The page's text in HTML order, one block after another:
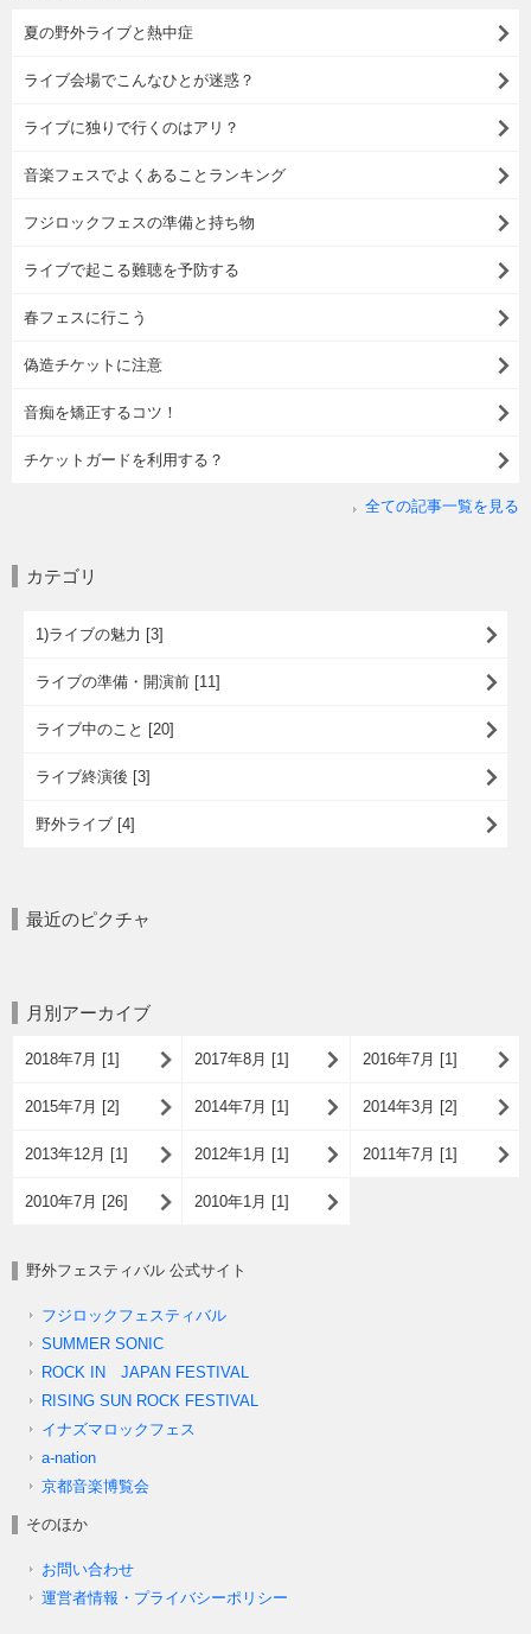
夏の野外ライブと熱中症
ライブ会場でこんなひとが迷惑？
ライブに独りで行くのはアリ？
音楽フェスでよくあることランキング
フジロックフェスの準備と持ち物
ライブで起こる難聴を予防する
春フェスに行こう
偽造チケットに注意
音痴を矯正するコツ！
チケットガードを利用する？
全ての記事一覧を見る
カテゴリ
1)ライブの魅力 [3]
ライブの準備・開演前 [11]
ライブ中のこと [20]
ライブ終演後 [3]
野外ライブ [4]
最近のピクチャ
月別アーカイブ
2018年7月 [1] 2017年8月 [1] 2016年7月 [1]
2015年7月 [2] 2014年7月 [1] 2014年3月 [2]
2013年12月 [1] 2012年1月 [1] 2011年7月 [1]
2010年7月 [26] 2010年1月 [1]
野外フェスティバル 公式サイト
フジロックフェスティバル
SUMMER SONIC
ROCK IN JAPAN FESTIVAL
RISING SUN ROCK FESTIVAL
イナズマロックフェス
a-nation
京都音楽博覧会
そのほか
お問い合わせ
運営者情報・プライバシーポリシー